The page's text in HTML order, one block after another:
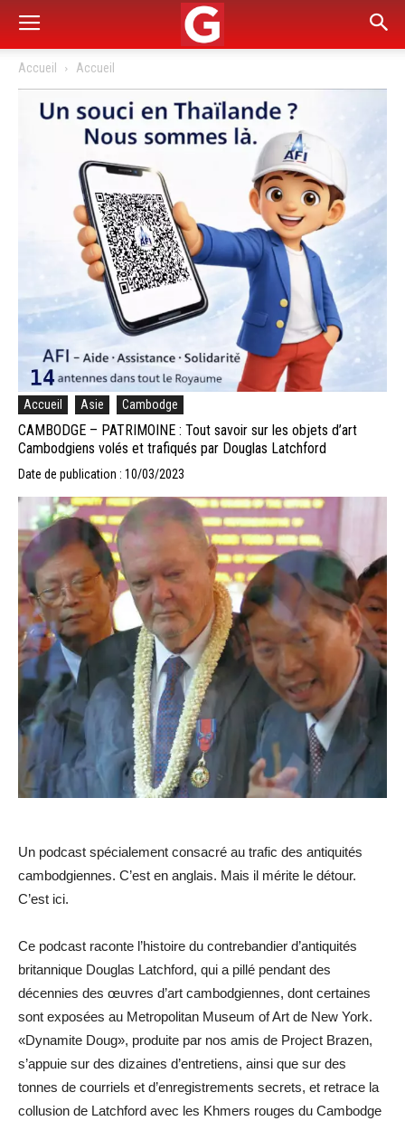
Accueil Accueil
Accueil Asie Cambodge
CAMBODGE – PATRIMOINE : Tout savoir sur les objets d’art
Cambodgiens volés et trafiqués par Douglas Latchford
Date de publication : 10/03/2023
Un podcast spécialement consacré au trafic des antiquités
cambodgiennes. C’est en anglais. Mais il mérite le détour.
C’est ici.
Ce podcast raconte l’histoire du contrebandier d’antiquités
britannique Douglas Latchford, qui a pillé pendant des
décennies des œuvres d’art cambodgiennes, dont certaines
sont exposées au Metropolitan Museum of Art de New York.
«Dynamite Doug», produite par nos amis de Project Brazen,
s’appuie sur des dizaines d’entretiens, ainsi que sur des
tonnes de courriels et d’enregistrements secrets, et retrace la
collusion de Latchford avec les Khmers rouges du Cambodge